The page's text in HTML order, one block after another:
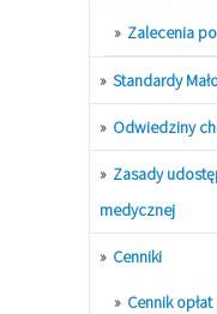
Zalecenia
Standardy
Odwiedziny
Zasady
medycznej
Cenniki
Cennik